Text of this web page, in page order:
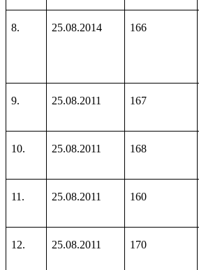
8. 25.08.2014 166
9. 25.08.2011 167
10. 25.08.2011 168
11. 25.08.2011 160
12. 25.08.2011 170